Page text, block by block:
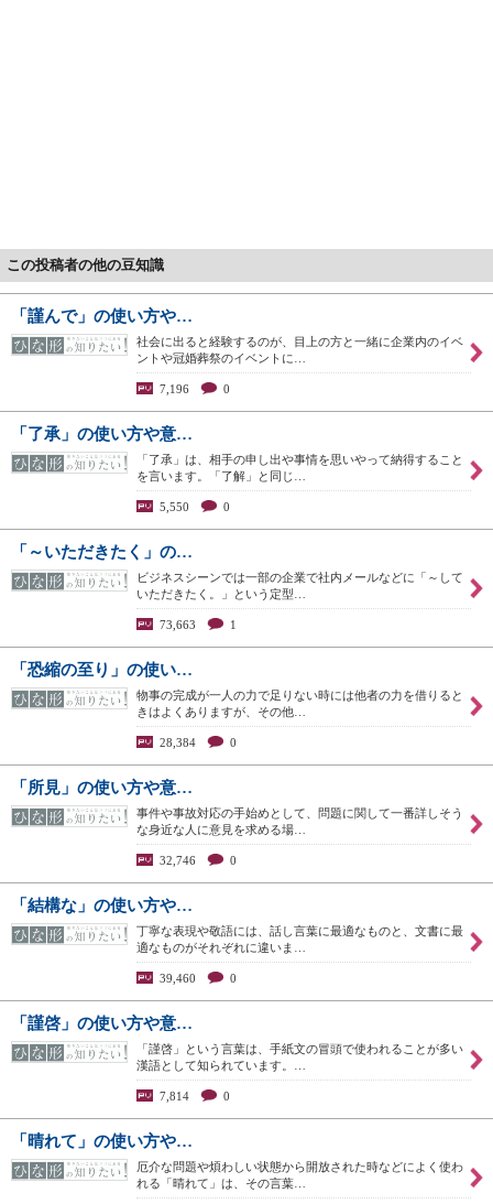
この投稿者の他の豆知識
「謹んで」の使い方や…
社会に出ると経験するのが、目上の方と一緒に企業内のイベ
ントや冠婚葬祭のイベントに…
7,196 0
「了承」の使い方や意…
「了承」は、相手の申し出や事情を思いやって納得すること
を言います。「了解」と同じ…
5,550 0
「～いただきたく」の…
ビジネスシーンでは一部の企業で社内メールなどに「～して
いただきたく。」という定型…
73,663 1
「恐縮の至り」の使い…
物事の完成が一人の力で足りない時には他者の力を借りると
きはよくありますが、その他…
28,384 0
「所見」の使い方や意…
事件や事故対応の手始めとして、問題に関して一番詳しそう
な身近な人に意見を求める場…
32,746 0
「結構な」の使い方や…
丁寧な表現や敬語には、話し言葉に最適なものと、文書に最
適なものがそれぞれに違いま…
39,460 0
「謹啓」の使い方や意…
「謹啓」という言葉は、手紙文の冒頭で使われることが多い
漢語として知られています。…
7,814 0
「晴れて」の使い方や…
厄介な問題や煩わしい状態から開放された時などによく使わ
れる「晴れて」は、その言葉…